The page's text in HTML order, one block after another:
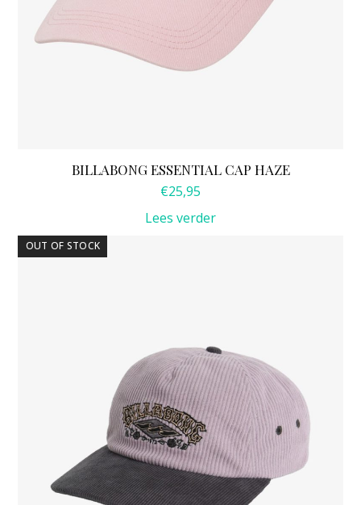
BILLABONG ESSENTIAL CAP HAZE
€25,95
Lees verder
OUT OF STOCK